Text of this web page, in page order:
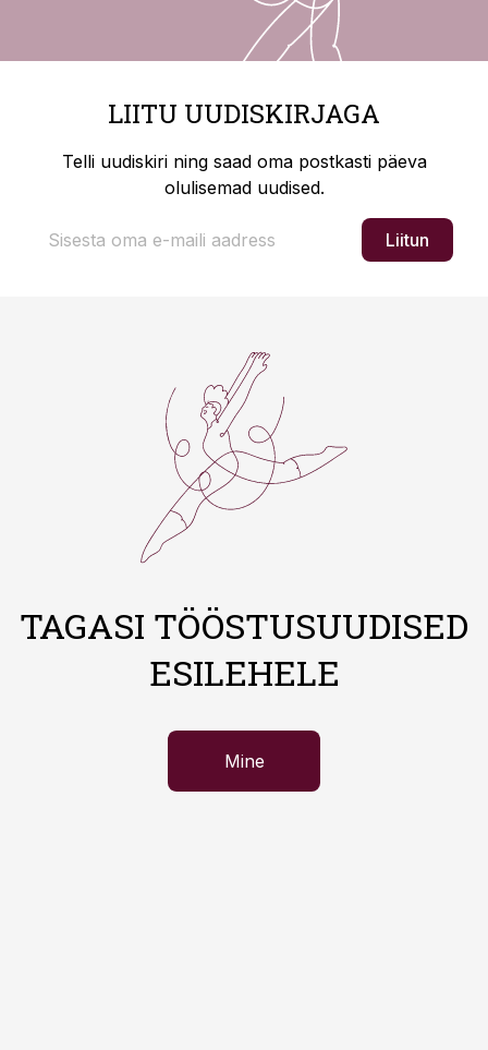
LIITU UUDISKIRJAGA
Telli uudiskiri ning saad oma postkasti päeva
olulisemad uudised.
Liitun
TAGASI TÖÖSTUSUUDISED
ESILEHELE
Mine